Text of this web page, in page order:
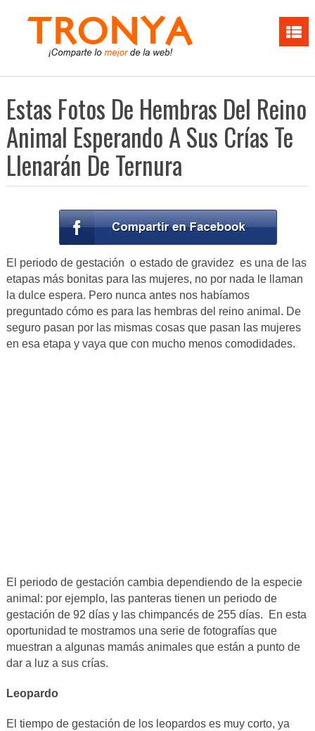
Estas Fotos De Hembras Del Reino
Animal Esperando A Sus Crías Te
Llenarán De Ternura
El periodo de gestación o estado de gravidez es una de las
etapas más bonitas para las mujeres, no por nada le llaman
la dulce espera. Pero nunca antes nos habíamos
preguntado cómo es para las hembras del reino animal. De
seguro pasan por las mismas cosas que pasan las mujeres
en esa etapa y vaya que con mucho menos comodidades.
El periodo de gestación cambia dependiendo de la especie
animal: por ejemplo, las panteras tienen un periodo de
gestación de 92 días y las chimpancés de 255 días. En esta
oportunidad te mostramos una serie de fotografías que
muestran a algunas mamás animales que están a punto de
dar a luz a sus crías.
Leopardo
El tiempo de gestación de los leopardos es muy corto, ya